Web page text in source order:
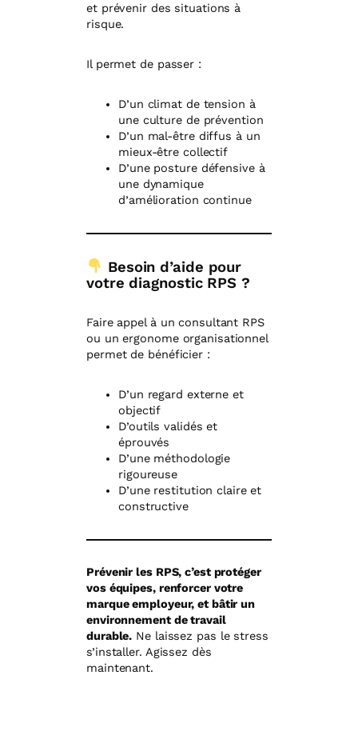
et prévenir des situations à
risque.
Il permet de passer :
D’un climat de tension à
une culture de prévention
D’un mal-être diffus à un
mieux-être collectif
D’une posture défensive à
une dynamique
d’amélioration continue
Besoin d’aide pour
votre diagnostic RPS ?
Faire appel à un consultant RPS
ou un ergonome organisationnel
permet de bénéficier :
D’un regard externe et
objectif
D’outils validés et
éprouvés
D’une méthodologie
rigoureuse
D’une restitution claire et
constructive
Prévenir les RPS, c’est protéger
vos équipes, renforcer votre
marque employeur, et bâtir un
environnement de travail
durable. Ne laissez pas le stress
s’installer. Agissez dès
maintenant.